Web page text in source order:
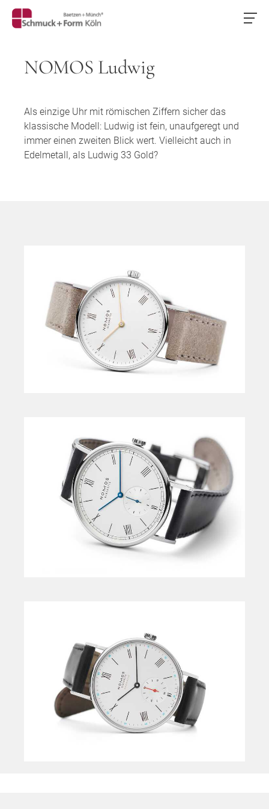
NOMOS Ludwig
Als einzige Uhr mit römischen Ziffern sicher das
klassische Modell: Ludwig ist fein, unaufgeregt und
immer einen zweiten Blick wert. Vielleicht auch in
Edelmetall, als Ludwig 33 Gold?